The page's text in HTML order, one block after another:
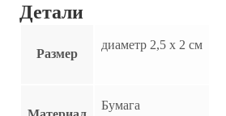
Детали
Размер
диаметр 2,5 х 2 см
Бумага